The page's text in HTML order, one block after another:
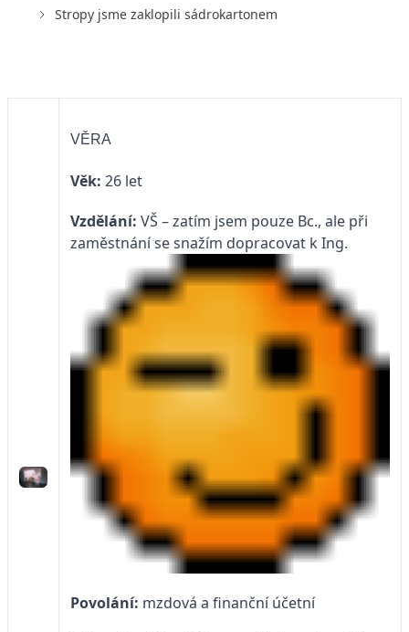
Stropy jsme zaklopili sádrokartonem
VĚRA
Věk: 26 let
Vzdělání: VŠ – zatím jsem pouze Bc., ale při
zaměstnání se snažím dopracovat k Ing.
Povolání: mzdová a finanční účetní